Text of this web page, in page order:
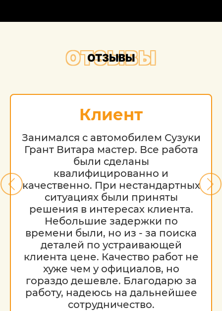
ОТЗЫВЫ
ОТЗЫВЫ
Клиент
Занимался с автомобилем Сузуки
Грант Витара мастер. Все работа
были сделаны
квалифицированно и
качественно. При нестандартных
ситуациях были приняты
решения в интересах клиента.
Небольшие задержки по
времени были, но из - за поиска
деталей по устраивающей
клиента цене. Качество работ не
хуже чем у официалов, но
гораздо дешевле. Благодарю за
работу, надеюсь на дальнейшее
сотрудничество.